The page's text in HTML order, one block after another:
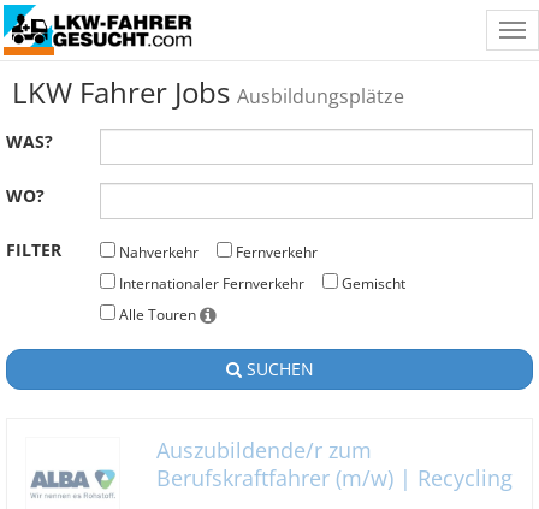
LKW Fahrer Jobs Ausbildungsplätze
WAS?
WO?
FILTER Nahverkehr
Fernverkehr
Internationaler Fernverkehr
Gemischt
Alle Touren
SUCHEN
Auszubildende/r zum
Berufskraftfahrer (m/w) | Recycling